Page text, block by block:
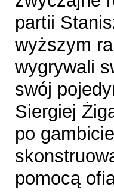
partii
wyższym
wygrywali
swój
Siergiej
po
pomocą